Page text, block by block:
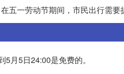
五一劳动节期间，市民出行需要
月5日24:00是免费的。